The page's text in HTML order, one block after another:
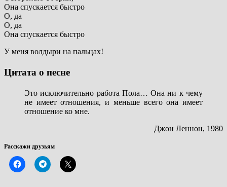
Она спускается быстро
О, да
О, да
Она спускается быстро
У меня волдыри на пальцах!
Цитата о песне
Это исключительно работа Пола… Она ни к чему
не имеет отношения, и меньше всего она имеет
отношение ко мне.
Джон Леннон, 1980
Расскажи друзьям